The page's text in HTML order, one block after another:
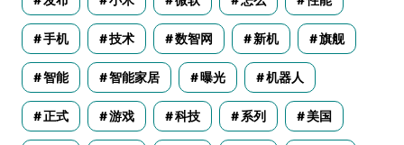
手机 技术 数智网 新机 旗舰
智能 智能家居 曝光 机器人
正式 游戏 科技 系列 美国